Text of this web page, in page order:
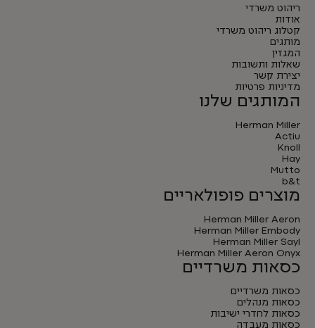
ריהוט משרדי
אודות
קטלוג ריהוט משרדי
מותגים
המגזין
שאלות ותשובות
יצירת קשר
מדיניות פרטיות
המותגים שלנו
Herman Miller
Actiu
Knoll
Hay
Mutto
b&t
מוצרים פופולאריים
Herman Miller Aeron
Herman Miller Embody
Herman Miller Sayl
Herman Miller Aeron Onyx
כסאות משרדיים
כסאות משרדיים
כסאות מנהלים
כסאות לחדרי ישיבות